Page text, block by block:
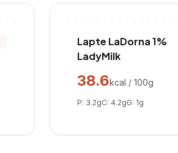
Lapte LaDorna 1%
LadyMilk
38.6kcal / 100g
P: 3.2gC: 4.2gG: 1g